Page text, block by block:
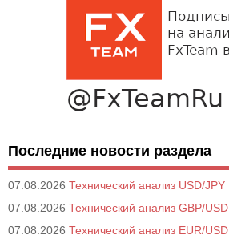
Последние новости раздела
07.08.2026 Технический анализ USD/JPY
07.08.2026 Технический анализ GBP/USD
07.08.2026 Технический анализ EUR/USD